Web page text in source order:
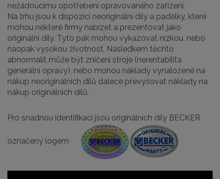
nežádoucímu opotřebení opravovaného zařízení.
Na trhu jsou k dispozici neoriginální díly a padělky, které
mohou některé firmy nabízet a prezentovat jako
originální díly. Tyto pak mohou vykazovat nízkou, nebo
naopak vysokou životnost. Následkem těchto
abnormalit může být zničení stroje (nerentabilita
generální opravy), nebo mohou náklady vynaložené na
nákup neoriginálních dílů dalece převyšovat náklady na
nákup originálních dílů.
Pro snadnou identifikaci jsou originálních díly BECKER
označeny logem